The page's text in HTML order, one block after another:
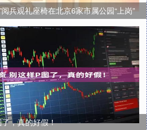
兵观礼座椅在北京6家市属公园“上岗”
，真的好假！